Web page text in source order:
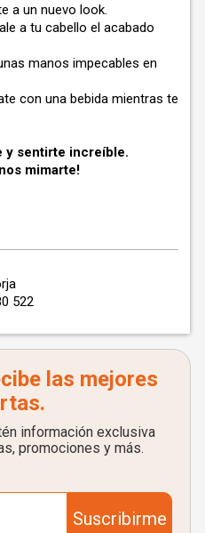
a un nuevo look.
a tu cabello el acabado
manos impecables en
con una bebida mientras te
y sentirte increíble.
mimarte!
522
las mejores
información exclusiva
promociones y más.
Suscribirme